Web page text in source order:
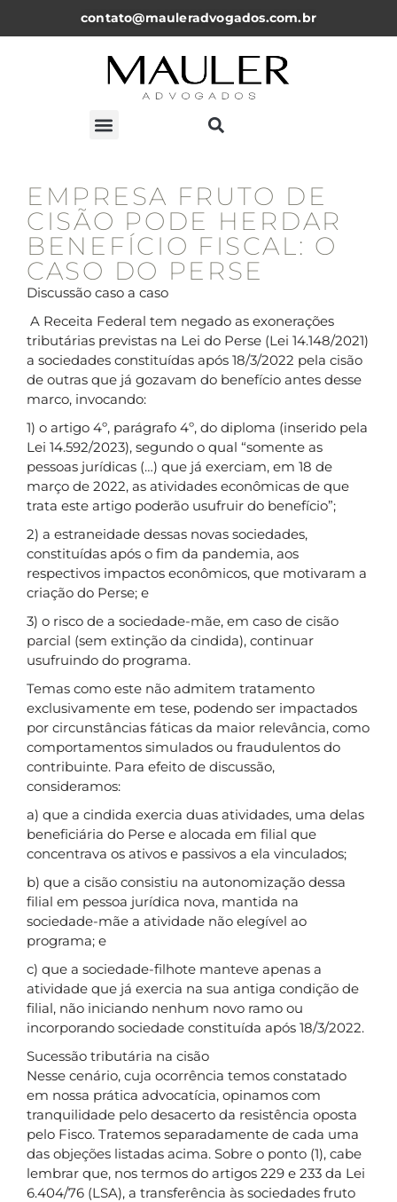
contato@mauleradvogados.com.br
EMPRESA FRUTO DE
CISÃO PODE HERDAR
BENEFÍCIO FISCAL: O
CASO DO PERSE
Discussão caso a caso
A Receita Federal tem negado as exonerações
tributárias previstas na Lei do Perse (Lei 14.148/2021)
a sociedades constituídas após 18/3/2022 pela cisão
de outras que já gozavam do benefício antes desse
marco, invocando:
1) o artigo 4º, parágrafo 4º, do diploma (inserido pela
Lei 14.592/2023), segundo o qual “somente as
pessoas jurídicas (…) que já exerciam, em 18 de
março de 2022, as atividades econômicas de que
trata este artigo poderão usufruir do benefício”;
2) a estraneidade dessas novas sociedades,
constituídas após o fim da pandemia, aos
respectivos impactos econômicos, que motivaram a
criação do Perse; e
3) o risco de a sociedade-mãe, em caso de cisão
parcial (sem extinção da cindida), continuar
usufruindo do programa.
Temas como este não admitem tratamento
exclusivamente em tese, podendo ser impactados
por circunstâncias fáticas da maior relevância, como
comportamentos simulados ou fraudulentos do
contribuinte. Para efeito de discussão,
consideramos:
a) que a cindida exercia duas atividades, uma delas
beneficiária do Perse e alocada em filial que
concentrava os ativos e passivos a ela vinculados;
b) que a cisão consistiu na autonomização dessa
filial em pessoa jurídica nova, mantida na
sociedade-mãe a atividade não elegível ao
programa; e
c) que a sociedade-filhote manteve apenas a
atividade que já exercia na sua antiga condição de
filial, não iniciando nenhum novo ramo ou
incorporando sociedade constituída após 18/3/2022.
Sucessão tributária na cisão
Nesse cenário, cuja ocorrência temos constatado
em nossa prática advocatícia, opinamos com
tranquilidade pelo desacerto da resistência oposta
pelo Fisco. Tratemos separadamente de cada uma
das objeções listadas acima. Sobre o ponto (1), cabe
lembrar que, nos termos do artigos 229 e 233 da Lei
6.404/76 (LSA), a transferência às sociedades fruto